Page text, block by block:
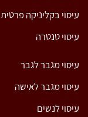
עיסוי בקליניקה פרטית
עיסוי טנטרה
עיסוי מגבר לגבר
עיסוי מגבר לאישה
עיסוי לנשים